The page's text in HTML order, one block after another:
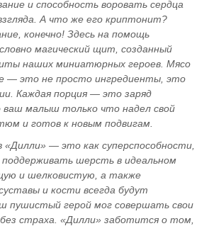
и способность воровать сердца
А что же его криптонит?
конечно! Здесь на помощь
магический щит, созданный
наших миниатюрных героев. Мясо
— это не просто ингредиенты, это
Каждая порция — это заряд
ваш малыш только что надел свой
и готов к новым подвигам.
— это как суперспособности,
шерсть в идеальном
и шелковистую, а также
и кости всегда будут
пушистый герой мог совершать свои
страха. «Дилли» заботится о том,